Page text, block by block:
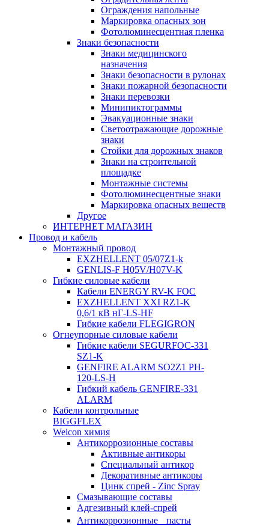
Ограждения напольные
Маркировка опасных зон
Фотолюминесцентная пленка
Знаки безопасности
Знаки медицинского
назначения
Знаки безопасности в рулонах
Знаки пожарной безопасности
Знаки перевозки
Минипиктограммы
Эвакуационные знаки
Светоотражающие дорожные
знаки
Стойки для дорожных знаков
Знаки на строительной
площадке
Монтажные системы
Фотолюминесцентные знаки
Маркировка опасных веществ
Другое
ИНТЕРНЕТ МАГАЗИН
Провод и кабель
Монтажный провод
EXZHELLENT 05/07Z1-k
GENLIS-F Н05V/H07V-K
Гибкие силовые кабели
Кабели ENERGY RV-K FOC
EXZHELLENT XXI RZ1-K
0,6/1 кВ нГ-LS-HF
Гибкие кабели FLEGIGRON
Огнеупорные силовые кабели
Гибкие кабели SEGURFOC-331
SZ1-K
GENFIRE ALARM SO2Z1 PH-
120-LS-H
Гибкий кабель GENFIRE-331
ALARM
Кабели контрольные
BIGGFLEX
Weicon химия
Антикоррозионные составы
Активные антикоры
Специальный антикор
Декоративные антикоры
Цинк спрей - Zinc Spray
Смазывающие составы
Адгезивный клей-спрей
Антикоррозионные пасты